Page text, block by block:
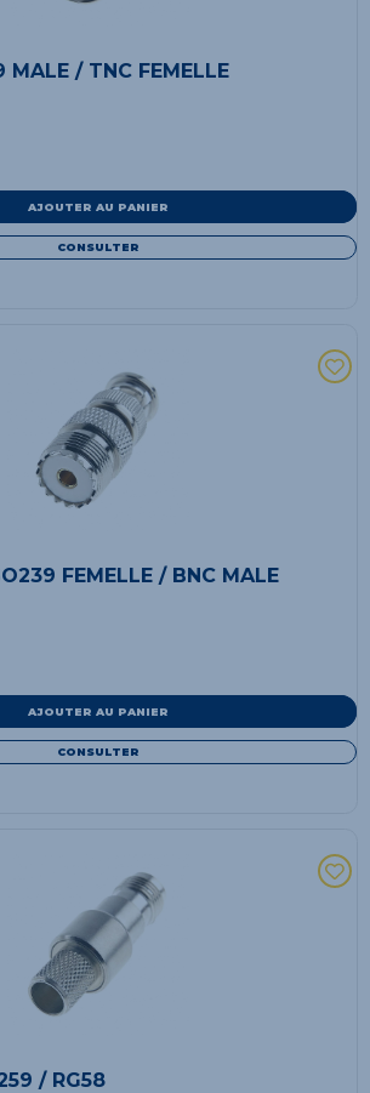
MALE / TNC FEMELLE
AJOUTER AU PANIER
CONSULTER
FEMELLE / BNC MALE
AJOUTER AU PANIER
CONSULTER
/ RG58